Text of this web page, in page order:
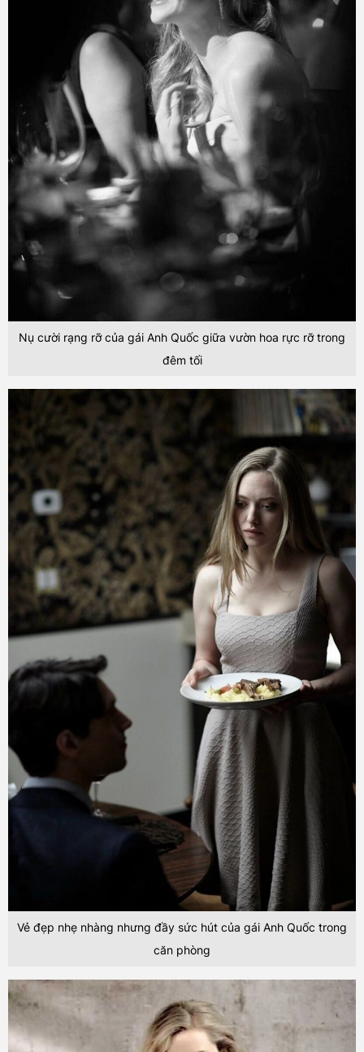
Nụ cười rạng rỡ của gái Anh Quốc giữa vườn hoa rực rỡ trong
đêm tối
Vẻ đẹp nhẹ nhàng nhưng đầy sức hút của gái Anh Quốc trong
căn phòng